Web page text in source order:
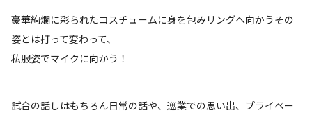
豪華絢爛に彩られたコスチュームに身を包みリングへ向かうその
姿とは打って変わって、
私服姿でマイクに向かう！
試合の話しはもちろん日常の話や、巡業での思い出、プライベー